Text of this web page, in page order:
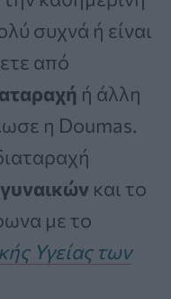
συχνά ή είναι
από
ή άλλη
η Doumas.
και το
με το
Υγείας των